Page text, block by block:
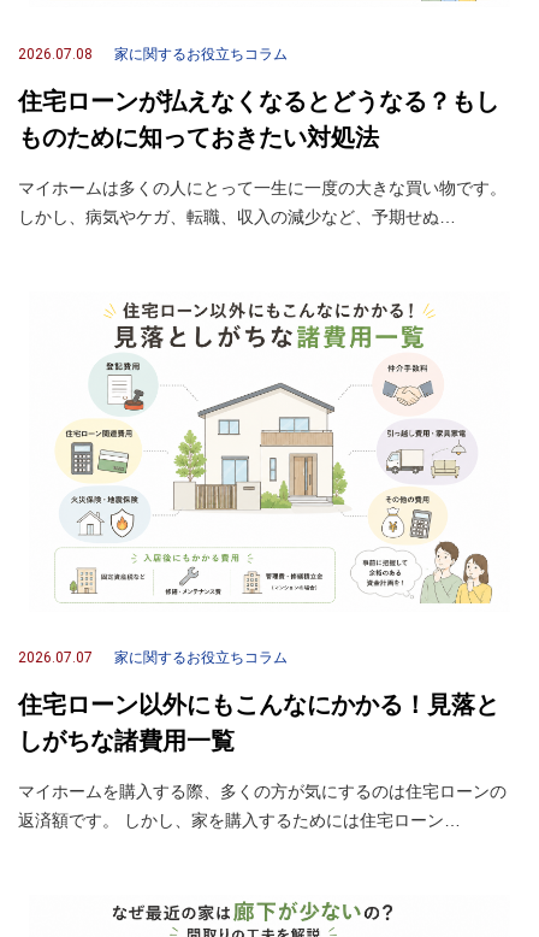
2026.07.08 家に関するお役立ちコラム
住宅ローンが払えなくなるとどうなる？もし
ものために知っておきたい対処法
マイホームは多くの人にとって一生に一度の大きな買い物です。
しかし、病気やケガ、転職、収入の減少など、予期せぬ…
2026.07.07 家に関するお役立ちコラム
住宅ローン以外にもこんなにかかる！見落と
しがちな諸費用一覧
マイホームを購入する際、多くの方が気にするのは住宅ローンの
返済額です。 しかし、家を購入するためには住宅ローン…